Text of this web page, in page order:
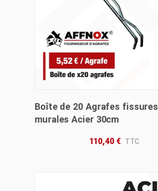
Boîte de 20 Agrafes fissures
murales Acier 30cm
110,40 €